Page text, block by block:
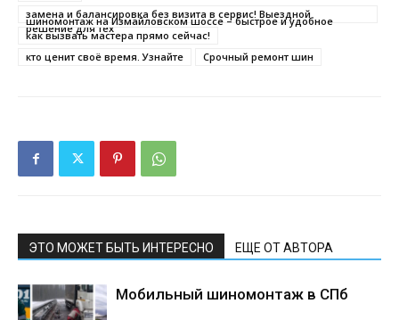
замена и балансировка без визита в сервис! Выездной
шиномонтаж на Измайловском шоссе – быстрое и удобное
решение для тех
как вызвать мастера прямо сейчас!
кто ценит своё время. Узнайте
Срочный ремонт шин
ЭТО МОЖЕТ БЫТЬ ИНТЕРЕСНО ЕЩЕ ОТ АВТОРА
Мобильный шиномонтаж в СПб